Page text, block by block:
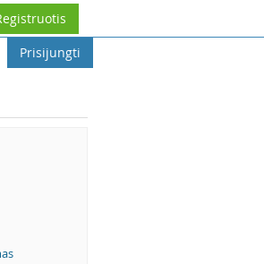
Prisijungti